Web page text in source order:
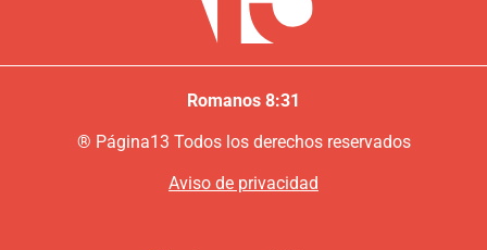
Romanos 8:31
® Página13 Todos los derechos reservados
Aviso de privacidad